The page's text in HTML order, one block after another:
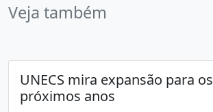
Veja também
UNECS mira expansão para os
próximos anos